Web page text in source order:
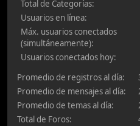
Total de Categorías:
Usuarios en línea:
Máx. usuarios conectados
(simultáneamente):
Usuarios conectados hoy:
Promedio de registros al día:
Promedio de mensajes al día:
Promedio de temas al día:
Total de Foros: